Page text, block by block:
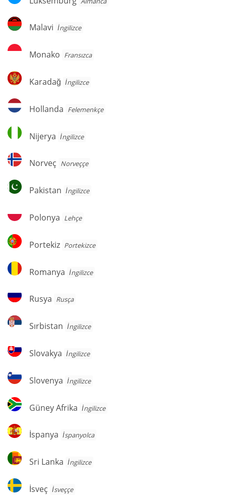
Malavi
Malavi İngilizce
Monako
Monako Fransızca
Karadağ
Karadağ İngilizce
Hollanda
Hollanda Felemenkçe
Nijerya
Nijerya İngilizce
Norveç
Norveç Norveççe
Pakistan
Pakistan İngilizce
Polonya
Polonya Lehçe
Portekiz
Portekiz Portekizce
Romanya
Romanya İngilizce
Rusya
Rusya Rusça
Sırbistan
Sırbistan İngilizce
Slovakya
Slovakya İngilizce
Slovenya
Slovenya İngilizce
Güney
Afrika
Güney Afrika İngilizce
İspanya
İspanya İspanyolca
Sri
Lanka
Sri Lanka İngilizce
İsveç
İsveç İsveççe